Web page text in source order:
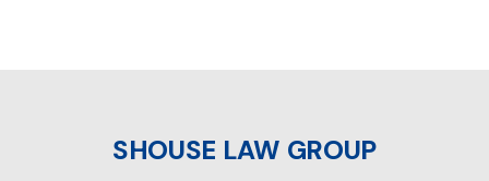
SHOUSE LAW GROUP